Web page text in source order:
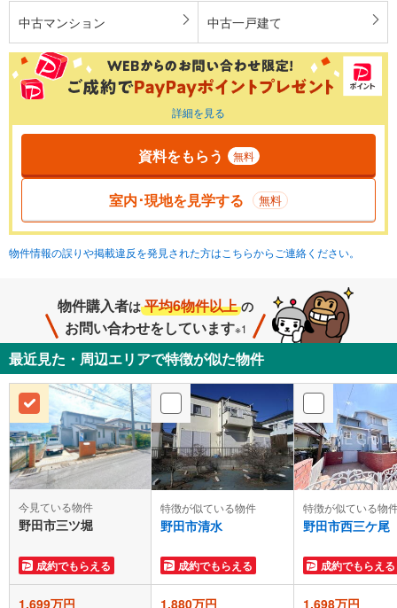
中古マンション 中古一戸建て
詳細を見る
資料をもらう 無料
室内･現地を見学する 無料
物件情報の誤りや掲載違反を発見された方はこちらからご連絡ください。
物件購入者は 平均6物件以上 の
お問い合わせをしています※1
最近見た・周辺エリアで特徴が似た物件
今見ている物件
野田市三ツ堀
成約でもらえる
特徴が似ている物件
野田市清水
成約でもらえる
特徴が似ている物
野田市西三ケ尾
成約でもらえる
1,699万円 1,880万円 1,698万円